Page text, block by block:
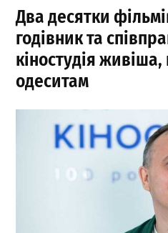
Два десятки
годівник та
кіностудія живіша,
одеситам